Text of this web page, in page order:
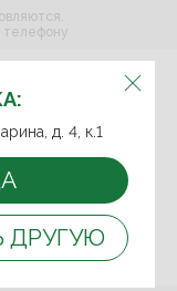
АПТЕКУ:
Опарина,
д. 4, к.1
ДРУГУЮ
телефону
749-74-89
73